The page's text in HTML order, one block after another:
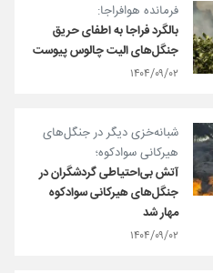
فرمانده هوافراجا:
بالگرد فراجا به اطفای حریق
جنگل‌های الیت چالوس پیوست
۱۴۰۴/۰۹/۰۲
شبانه‌خزی دیگر در جنگل‌های
هیرکانی سوادکوه؛
آتش بی‌احتیاطی گردشگران در
جنگل‌های هیرکانی سوادکوه
مهار شد
۱۴۰۴/۰۹/۰۲